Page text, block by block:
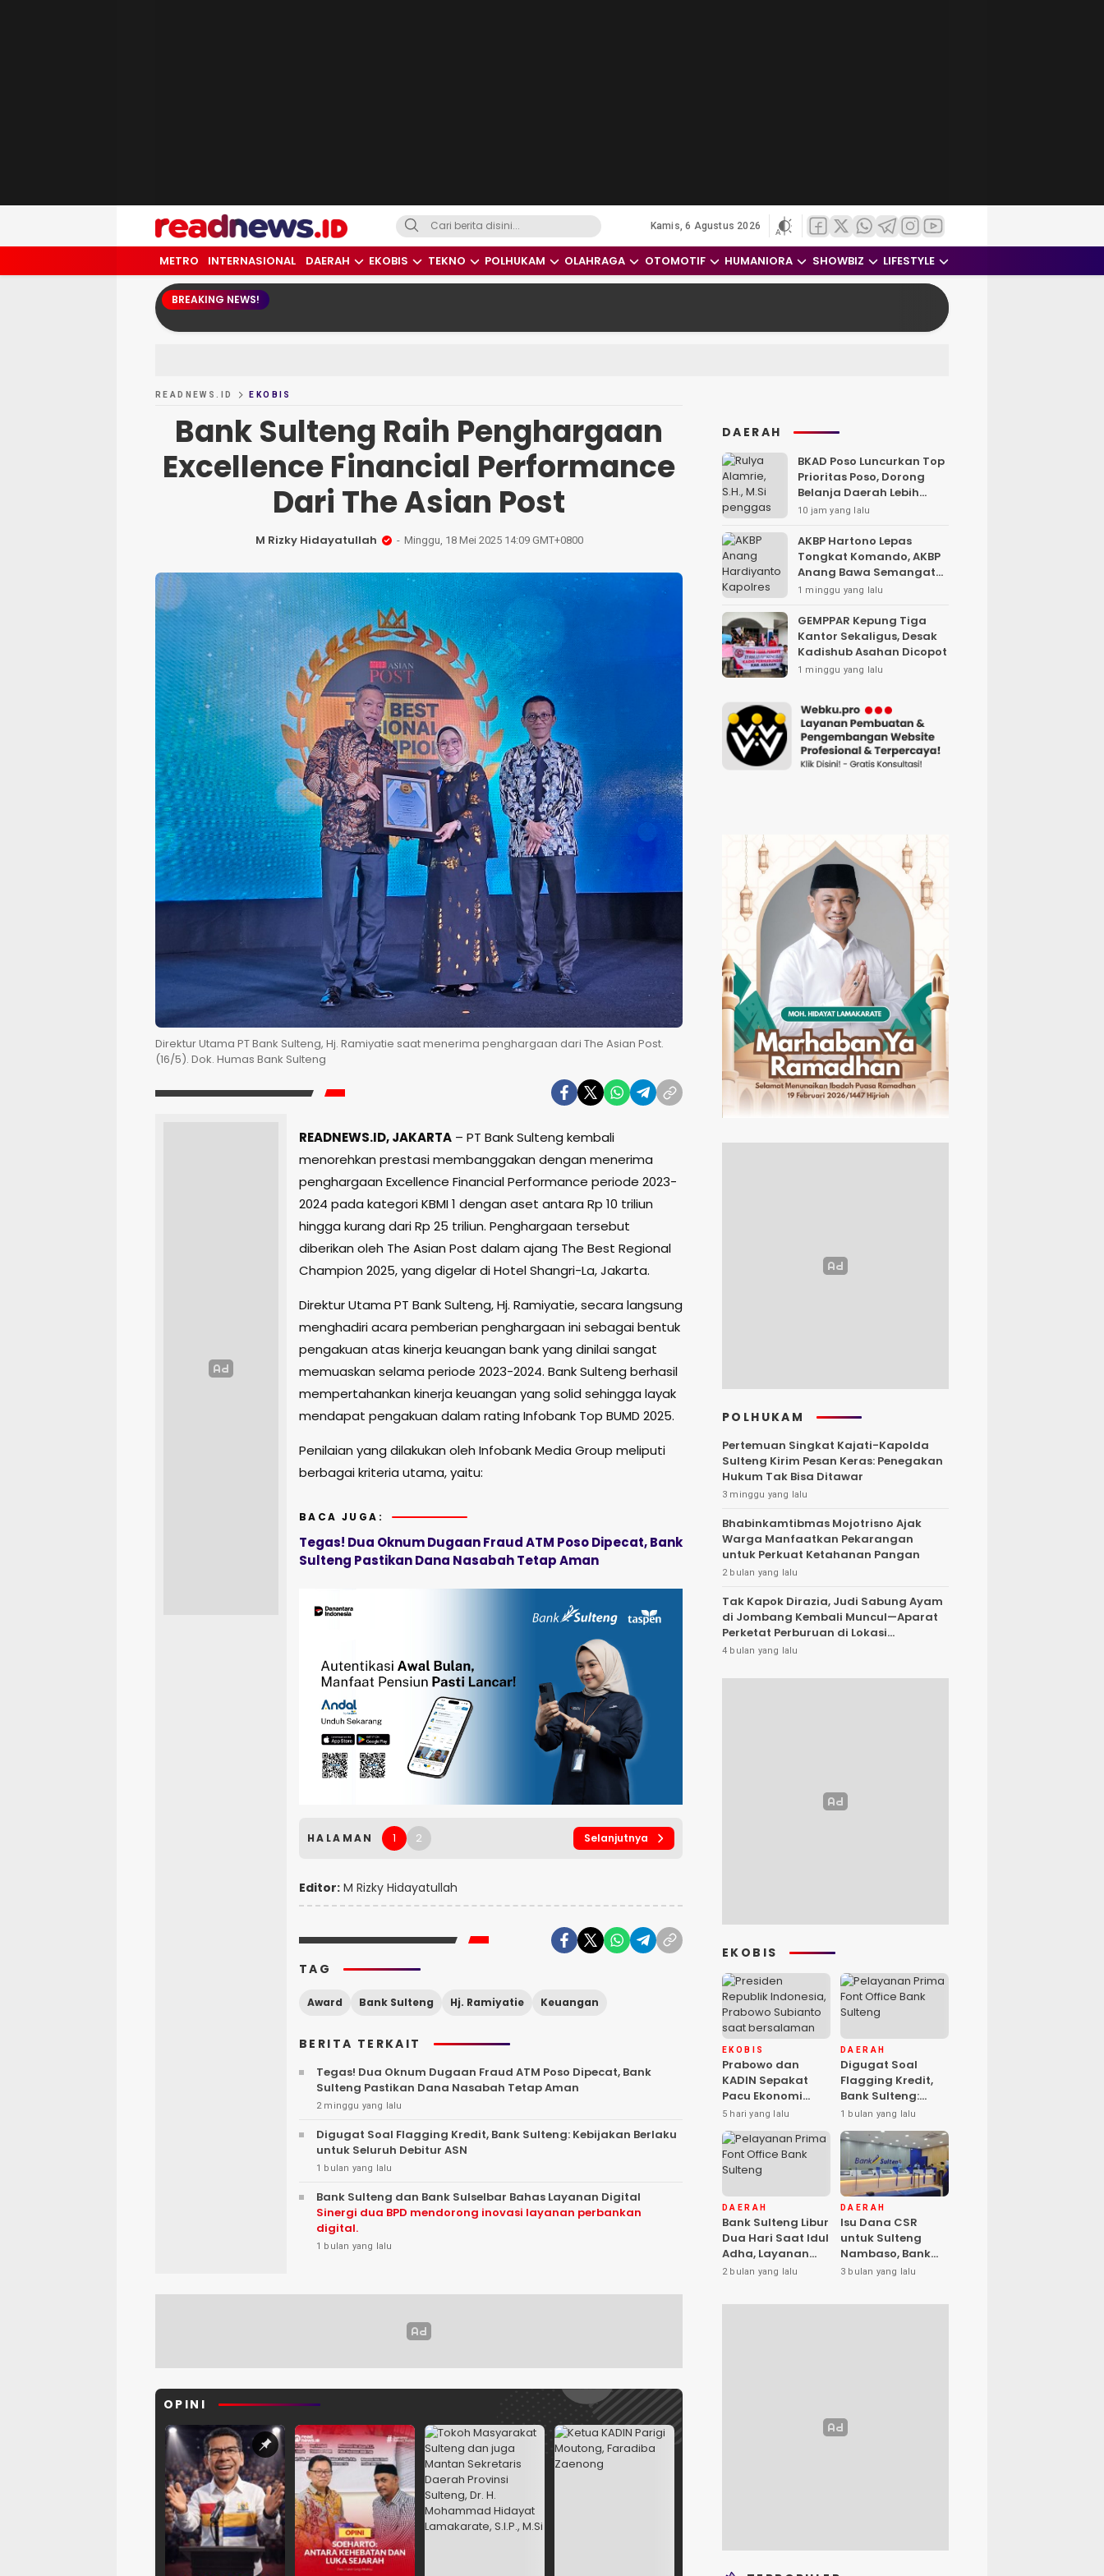
readnews.id
Berita Terkini, Update Terbaru Hari ini dari Indonesia dan Dunia
Kamis, 6 Agustus 2026
METRO INTERNASIONAL DAERAH EKOBIS TEKNO POLHUKAM OLAHRAGA OTOMOTIF HUMANIORA SHOWBIZ LIFESTYLE
BREAKING NEWS!
READNEWS.ID EKOBIS
Bank Sulteng Raih Penghargaan
Excellence Financial Performance
Dari The Asian Post
M Rizky Hidayatullah Minggu, 18 Mei 2025 14:09 GMT+0800
Direktur Utama PT Bank Sulteng, Hj. Ramiyatie saat menerima penghargaan dari The Asian Post.
(16/5). Dok. Humas Bank Sulteng
READNEWS.ID, JAKARTA – PT Bank Sulteng kembali
menorehkan prestasi membanggakan dengan menerima
penghargaan Excellence Financial Performance periode 2023-
2024 pada kategori KBMI 1 dengan aset antara Rp 10 triliun
hingga kurang dari Rp 25 triliun. Penghargaan tersebut
diberikan oleh The Asian Post dalam ajang The Best Regional
Champion 2025, yang digelar di Hotel Shangri-La, Jakarta.
Direktur Utama PT Bank Sulteng, Hj. Ramiyatie, secara langsung
menghadiri acara pemberian penghargaan ini sebagai bentuk
pengakuan atas kinerja keuangan bank yang dinilai sangat
memuaskan selama periode 2023-2024. Bank Sulteng berhasil
mempertahankan kinerja keuangan yang solid sehingga layak
mendapat pengakuan dalam rating Infobank Top BUMD 2025.
Penilaian yang dilakukan oleh Infobank Media Group meliputi
berbagai kriteria utama, yaitu:
BACA JUGA:
Tegas! Dua Oknum Dugaan Fraud ATM Poso Dipecat, Bank
Sulteng Pastikan Dana Nasabah Tetap Aman
HALAMAN 1 2 Selanjutnya
Editor: M Rizky Hidayatullah
TAG
Award Bank Sulteng Hj. Ramiyatie Keuangan
BERITA TERKAIT
Tegas! Dua Oknum Dugaan Fraud ATM Poso Dipecat, Bank
Sulteng Pastikan Dana Nasabah Tetap Aman
2 minggu yang lalu
Digugat Soal Flagging Kredit, Bank Sulteng: Kebijakan Berlaku
untuk Seluruh Debitur ASN
1 bulan yang lalu
Bank Sulteng dan Bank Sulselbar Bahas Layanan Digital
Sinergi dua BPD mendorong inovasi layanan perbankan
digital.
1 bulan yang lalu
OPINI
DAERAH
BKAD Poso Luncurkan Top
Prioritas Poso, Dorong
Belanja Daerah Lebih
Efektif dan Tepat
10 jam yang lalu
AKBP Hartono Lepas
Tongkat Komando, AKBP
Anang Bawa Semangat
Baru untuk Polres
1 minggu yang lalu
GEMPPAR Kepung Tiga
Kantor Sekaligus, Desak
Kadishub Asahan Dicopot
1 minggu yang lalu
POLHUKAM
Pertemuan Singkat Kajati-Kapolda
Sulteng Kirim Pesan Keras: Penegakan
Hukum Tak Bisa Ditawar
3 minggu yang lalu
Bhabinkamtibmas Mojotrisno Ajak
Warga Manfaatkan Pekarangan
untuk Perkuat Ketahanan Pangan
2 bulan yang lalu
Tak Kapok Dirazia, Judi Sabung Ayam
di Jombang Kembali Muncul—Aparat
Perketat Perburuan di Lokasi
Tersembunyi
4 bulan yang lalu
EKOBIS
EKOBIS
Prabowo dan
KADIN Sepakat
Pacu Ekonomi
Nasional, Gufran
Ahmad: Sulteng
Siap Ambil Peran
5 hari yang lalu
DAERAH
Digugat Soal
Flagging Kredit,
Bank Sulteng:
Kebijakan Berlaku
untuk Seluruh
Debitur ASN
1 bulan yang lalu
DAERAH
Bank Sulteng Libur
Dua Hari Saat Idul
Adha, Layanan
Kas Kembali
2 bulan yang lalu
DAERAH
Isu Dana CSR
untuk Sulteng
Nambaso, Bank
Sulteng Tegas
3 bulan yang lalu